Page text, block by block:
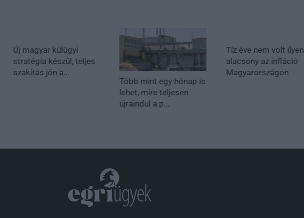
Új magyar külügyi
stratégia készül, teljes
szakítás jön a...
Több mint egy hónap is
lehet, mire teljesen
újraindul a p...
Tíz éve nem volt ilyen
alacsony az infláció
Magyarországon